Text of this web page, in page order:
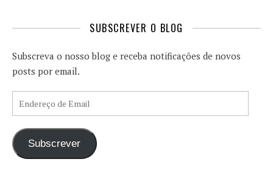
SUBSCREVER O BLOG
Subscreva o nosso blog e receba notificações de novos
posts por email.
Endereço de Email
Subscrever